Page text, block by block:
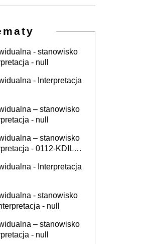
stanowisko
- null
- Interpretacja
– stanowisko
- null
– stanowisko
- 0112-KDIL2-
- Interpretacja
- stanowisko
- null
– stanowisko
- null